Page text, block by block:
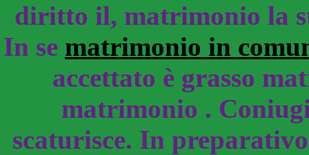
diritto il, matrimonio la
In se matrimonio in
accettato è grasso
matrimonio .
scaturisce. In